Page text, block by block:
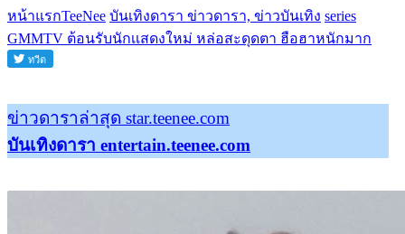
หน้าแรกTeeNee บันเทิงดารา ข่าวดารา, ข่าวบันเทิง series
GMMTV ต้อนรับนักเเสดงใหม่ หล่อสะดุดตา ฮือฮาหนักมาก
ข่าวดาราล่าสุด star.teenee.com
บันเทิงดารา entertain.teenee.com